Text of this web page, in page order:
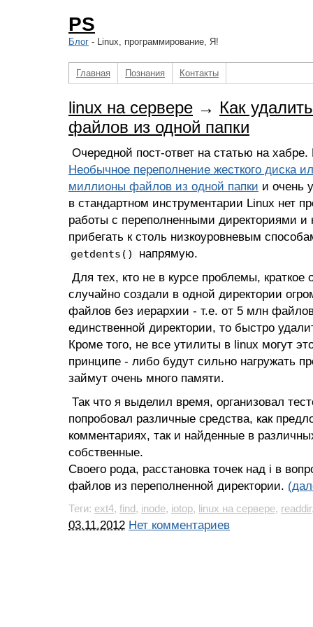
PS
Блог - Linux, программирование, Я!
Главная Познания Контакты
linux на сервере → Как
файлов из одной папки
Очередной пост-ответ на статью на
Необычное переполнение жесткого диска
миллионы файлов из одной папки и очень
в стандартном инструментарии Linux нет
работы с переполненными директориями и
прибегать к столь низкоуровневым
getdents()
напрямую.
Для тех, кто не в курсе проблемы, краткое
случайно создали в одной директории
файлов без иерархии - т.е. от 5 млн
единственной директории, то быстро
Кроме того, не все утилиты в linux могут
принципе - либо будут сильно нагружать
займут очень много памяти.
Так что я выделил время, организовал
попробовал различные средства, как
комментариях, так и найденные в
собственные.
Своего рода, расстановка точек над i в
файлов из переполненной директории.
Теги: ext4, find, inode, iotop, linux на сервере, readdir
03.11.2012 Нет комментариев